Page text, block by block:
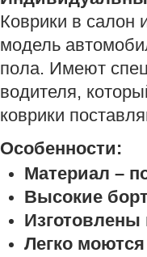
Коврики в салон
модель
пола. Имеют
водителя,
коврики
Особенности:
Материал –
Высокие
Изготовлены
Легко моются